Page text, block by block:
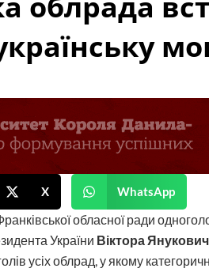
X WhatsApp
обласної ради
України Віктора
усіх облрад, у якому